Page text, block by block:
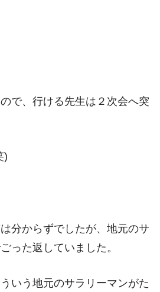
で、行ける先生は２次会へ突
)
分からずでしたが、地元のサ
った返していました。
いう地元のサラリーマンがた